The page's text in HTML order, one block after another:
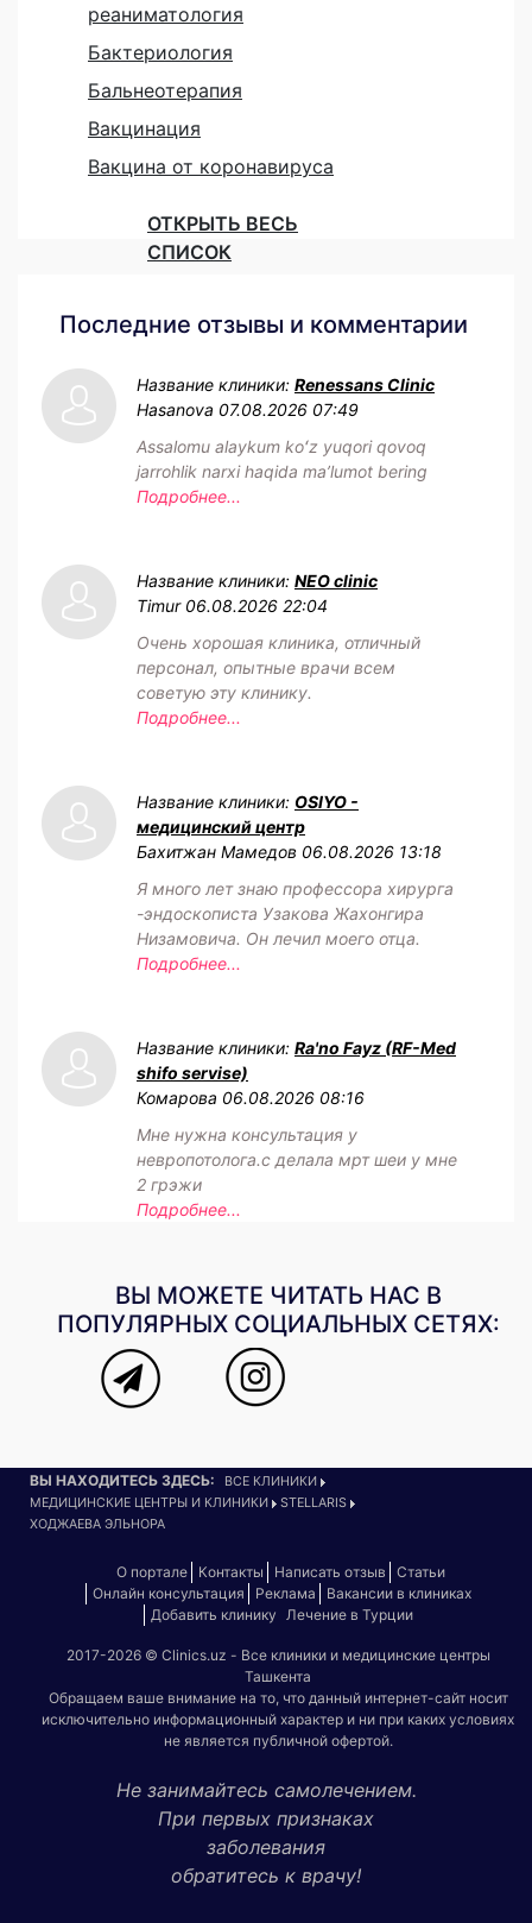
реаниматология
Бактериология
Бальнеотерапия
Вакцинация
Вакцина от коронавируса
ОТКРЫТЬ ВЕСЬ
СПИСОК
Последние отзывы и комментарии
Название клиники: Renessans Clinic
Hasanova 07.08.2026 07:49
Assalomu alaykum koʻz yuqori qovoq
jarrohlik narxi haqida maʼlumot bering
Подробнее...
Название клиники: NEO clinic
Timur 06.08.2026 22:04
Очень хорошая клиника, отличный
персонал, опытные врачи всем
советую эту клинику.
Подробнее...
Название клиники: OSIYO -
медицинский центр
Бахитжан Мамедов 06.08.2026 13:18
Я много лет знаю профессора хирурга
-эндоскописта Узакова Жахонгира
Низамовича. Он лечил моего отца.
Подробнее...
Название клиники: Ra'no Fayz (RF-Med
shifo servise)
Комарова 06.08.2026 08:16
Мне нужна консультация у
невропотолога.с делала мрт шеи у мне
2 грэжи
Подробнее...
ВЫ МОЖЕТЕ ЧИТАТЬ НАС В
ПОПУЛЯРНЫХ СОЦИАЛЬНЫХ СЕТЯХ:
ВЫ НАХОДИТЕСЬ ЗДЕСЬ:
ВСЕ КЛИНИКИ
МЕДИЦИНСКИЕ ЦЕНТРЫ И КЛИНИКИ
STELLARIS
ХОДЖАЕВА ЭЛЬНОРА
О портале Контакты Написать отзыв
Статьи
Онлайн консультация
Реклама
Вакансии в клиниках
Добавить клинику
Лечение в Турции
2017-2026 © Clinics.uz - Все клиники и медицинские центры
Ташкента
Обращаем ваше внимание на то, что данный интернет-сайт носит
исключительно информационный характер и ни при каких условиях
не является публичной офертой.
Не занимайтесь самолечением.
При первых признаках
заболевания
обратитесь к врачу!